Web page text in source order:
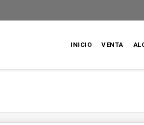
INICIO VENTA